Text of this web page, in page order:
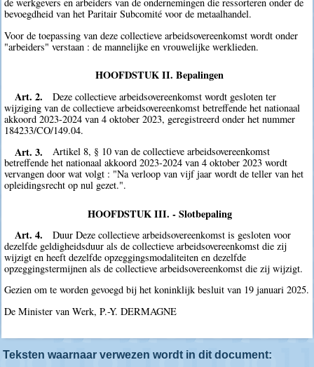
de werkgevers en arbeiders van de ondernemingen die ressorteren onder de
bevoegdheid van het Paritair Subcomité voor de metaalhandel.
Voor de toepassing van deze collectieve arbeidsovereenkomst wordt onder
"arbeiders" verstaan : de mannelijke en vrouwelijke werklieden.
HOOFDSTUK II. Bepalingen
Art. 2.
Deze collectieve arbeidsovereenkomst wordt gesloten ter
wijziging van de collectieve arbeidsovereenkomst betreffende het nationaal
akkoord 2023-2024 van 4 oktober 2023, geregistreerd onder het nummer
184233/CO/149.04.
Art. 3.
Artikel 8, § 10 van de collectieve arbeidsovereenkomst
betreffende het nationaal akkoord 2023-2024 van 4 oktober 2023 wordt
vervangen door wat volgt : "Na verloop van vijf jaar wordt de teller van het
opleidingsrecht op nul gezet.".
HOOFDSTUK III. - Slotbepaling
Art. 4.
Duur Deze collectieve arbeidsovereenkomst is gesloten voor
dezelfde geldigheidsduur als de collectieve arbeidsovereenkomst die zij
wijzigt en heeft dezelfde opzeggingsmodaliteiten en dezelfde
opzeggingstermijnen als de collectieve arbeidsovereenkomst die zij wijzigt.
Gezien om te worden gevoegd bij het koninklijk besluit van 19 januari 2025.
De Minister van Werk, P.-Y. DERMAGNE
Teksten waarnaar verwezen wordt in dit document: